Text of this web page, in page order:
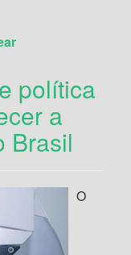
política
a
Brasil
O